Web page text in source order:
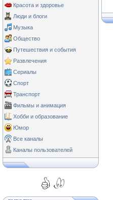
Красота и здоровье
Люди и блоги
Музыка
Общество
Путешествия и события
Развлечения
Сериалы
Спорт
Транспорт
Фильмы и анимация
Хобби и образование
Юмор
Все каналы
Каналы пользователей